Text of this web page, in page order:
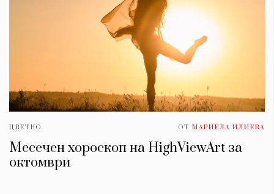
ЦВЕТНО ОТ МАРИЕЛА ИЛИЕВА
Месечен хороскоп на HighViewArt за
oктомври